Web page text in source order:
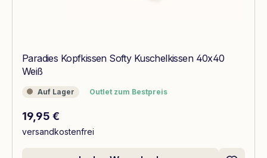
Paradies Kopfkissen Softy Kuschelkissen 40x40
Weiß
Auf Lager
Auf Lager Outlet zum Bestpreis
Outlet zum Bestpreis
Regulärer Preis:
19,95 €
versandkostenfrei